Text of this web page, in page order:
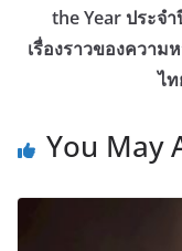
the Year ประจ
เรื่องราวของความ
ไ
You May